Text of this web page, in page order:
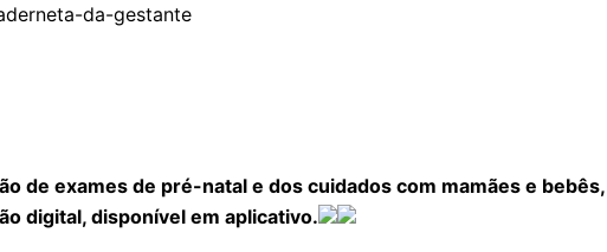
de exames de pré-natal e dos cuidados com mamães e
digital, disponível em aplicativo.